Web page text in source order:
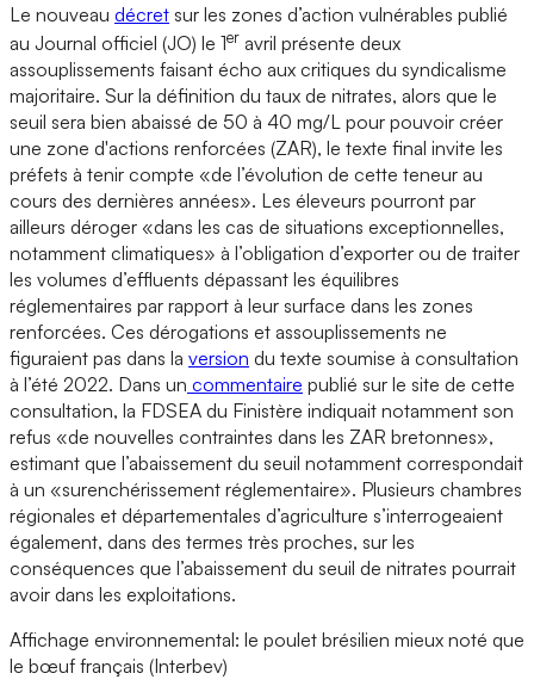
Le nouveau décret sur les zones d’action vulnérables publié
au Journal officiel (JO) le 1er avril présente deux
assouplissements faisant écho aux critiques du syndicalisme
majoritaire. Sur la définition du taux de nitrates, alors que le
seuil sera bien abaissé de 50 à 40 mg/L pour pouvoir créer
une zone d'actions renforcées (ZAR), le texte final invite les
préfets à tenir compte «de l’évolution de cette teneur au
cours des dernières années». Les éleveurs pourront par
ailleurs déroger «dans les cas de situations exceptionnelles,
notamment climatiques» à l’obligation d’exporter ou de traiter
les volumes d’effluents dépassant les équilibres
réglementaires par rapport à leur surface dans les zones
renforcées. Ces dérogations et assouplissements ne
figuraient pas dans la version du texte soumise à consultation
à l’été 2022. Dans un commentaire publié sur le site de cette
consultation, la FDSEA du Finistère indiquait notamment son
refus «de nouvelles contraintes dans les ZAR bretonnes»,
estimant que l’abaissement du seuil notamment correspondait
à un «surenchérissement réglementaire». Plusieurs chambres
régionales et départementales d’agriculture s’interrogeaient
également, dans des termes très proches, sur les
conséquences que l’abaissement du seuil de nitrates pourrait
avoir dans les exploitations.
Affichage environnemental: le poulet brésilien mieux noté que
le bœuf français (Interbev)